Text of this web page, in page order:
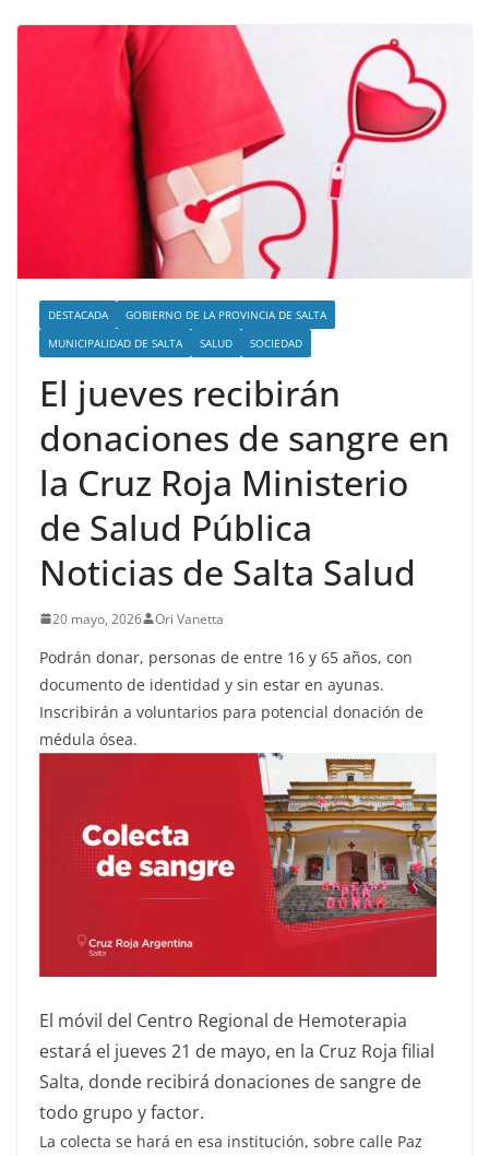
DESTACADA
GOBIERNO DE LA PROVINCIA DE SALTA
MUNICIPALIDAD DE SALTA
SALUD SOCIEDAD
El jueves recibirán
donaciones de sangre en
la Cruz Roja Ministerio
de Salud Pública
Noticias de Salta Salud
20 mayo, 2026 Ori Vanetta
Podrán donar, personas de entre 16 y 65 años, con
documento de identidad y sin estar en ayunas.
Inscribirán a voluntarios para potencial donación de
médula ósea.
El móvil del Centro Regional de Hemoterapia
estará el jueves 21 de mayo, en la Cruz Roja filial
Salta, donde recibirá donaciones de sangre de
todo grupo y factor.
La colecta se hará en esa institución, sobre calle Paz